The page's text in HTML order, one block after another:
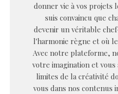
donner vie à vos projets
suis convaincu que
devenir un véritable
l'harmonie règne et où
Avec notre plateforme,
votre imagination et
limites de la créativité
vous dans nos contenus